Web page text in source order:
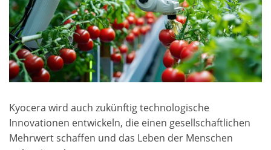
Kyocera wird auch zukünftig technologische
Innovationen entwickeln, die einen gesellschaftlichen
Mehrwert schaffen und das Leben der Menschen